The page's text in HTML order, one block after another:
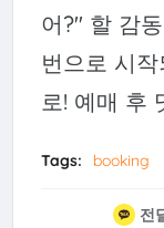
어?" 할 감
번으로 시
로! 예매 후
Tags: booking
전